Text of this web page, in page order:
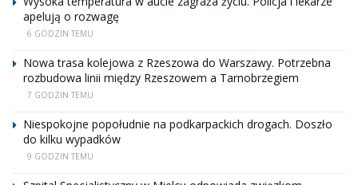
apelują o rozwagę
6 GODZIN TEMU
Nowa trasa kolejowa z Rzeszowa do Warszawy. Potrzebna
rozbudowa linii między Rzeszowem a Tarnobrzegiem
7 GODZIN TEMU
Niespokojne popołudnie na podkarpackich drogach. Doszło
do kilku wypadków
9 GODZIN TEMU